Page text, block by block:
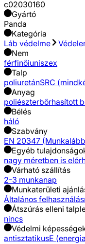
c02030160
Gyártó
Panda
Kategória
Láb védelme
Nem
férfinőiuniszex
Talp
poliuretánSRC
Anyag
poliészterbőrhasított
Bélés
háló
Szabvány
EN 20347
Egyéb
nagy méretben is
Várható szállítás
2-3 munkanap
Munkaterületi
Általános
Átszúrás elleni
nincs
Védelmi
antisztatikusE